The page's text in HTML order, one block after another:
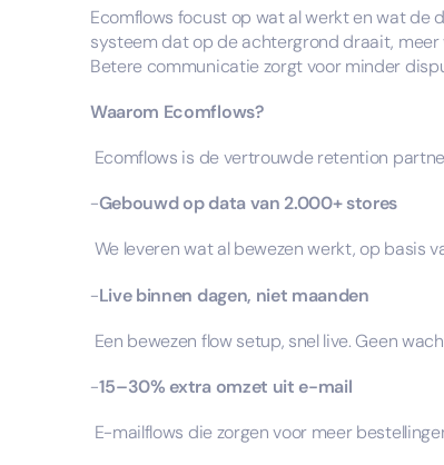
Ecomflows focust op wat al werkt en wat de
systeem dat op de achtergrond draait,
Betere communicatie zorgt voor minder
Waarom Ecomflows?
Ecomflows is de vertrouwde retention
-Gebouwd op data van 2.000+ stores
We leveren wat al bewezen werkt, op basis
-Live binnen dagen, niet maanden
Een bewezen flow setup, snel live. Geen
-15–30% extra omzet uit e-mail
E-mailflows die zorgen voor meer